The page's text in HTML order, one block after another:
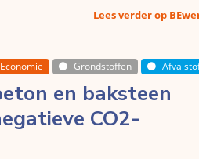
Lees verder op
Grondstoffen
en baksteen
CO2-